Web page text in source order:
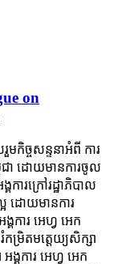
on
មកិច្ចសន្ទនាអំពី ការ
ជា ដោយមានការចូល
ារក្រៅរដ្ឋាភិបាល
ដោយមានការ
ការ អេហ្វ អេក
កម្រិតមត្តេយ្យសិក្សា
គការ អេហ្វ អេក